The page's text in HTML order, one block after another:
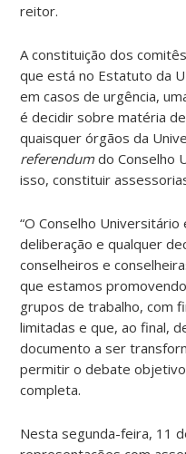
reitor.
A constituição dos
que está no Estatuto da
em casos de urgência,
é decidir sobre matéria
quaisquer órgãos da
referendum do Conselho
isso, constituir
“O Conselho
deliberação e qualquer
conselheiros e
que estamos
grupos de trabalho, com
limitadas e que, ao final,
documento a ser
permitir o debate objetivo
completa.
Nesta segunda-feira, 11